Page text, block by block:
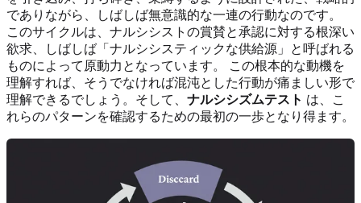
でありながら、しばしば無意識的な一連の行動なのです。
このサイクルは、ナルシシストの賞賛と承認に対する根深い
欲求、しばしば「ナルシシスティックな供給源」と呼ばれる
ものによって原動力となっています。 この根本的な動機を
理解すれば、そうでなければ混沌とした行動が痛ましい形で
理解できるでしょう。そして、 ナルシシズムテスト は、こ
れらのパターンを確認するための最初の一歩となり得ます。